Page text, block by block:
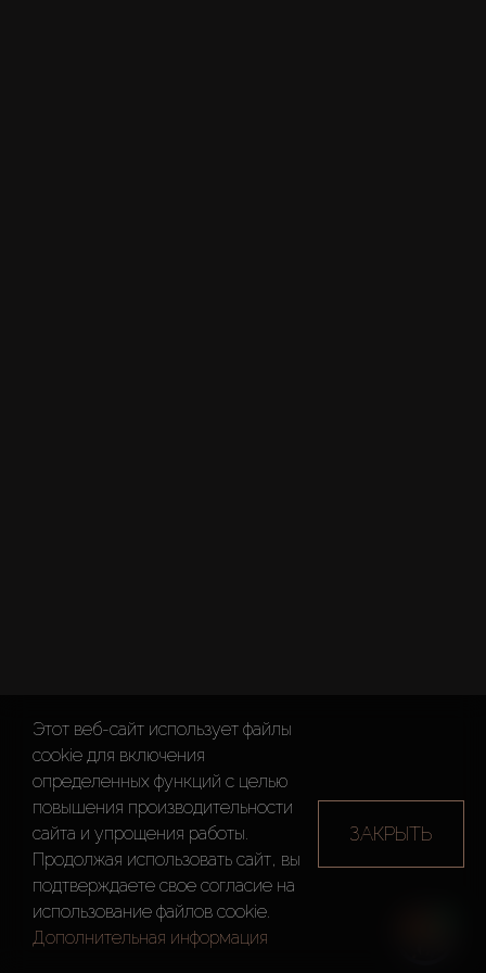
Этот веб-сайт использует файлы
cookie для включения
определенных функций c целью
повышения производительности
сайта и упрощения работы.
Продолжая использовать сайт, вы
подтверждаете свое согласие на
использование файлов cookie.
Дополнительная информация
ЗАКРЫТЬ